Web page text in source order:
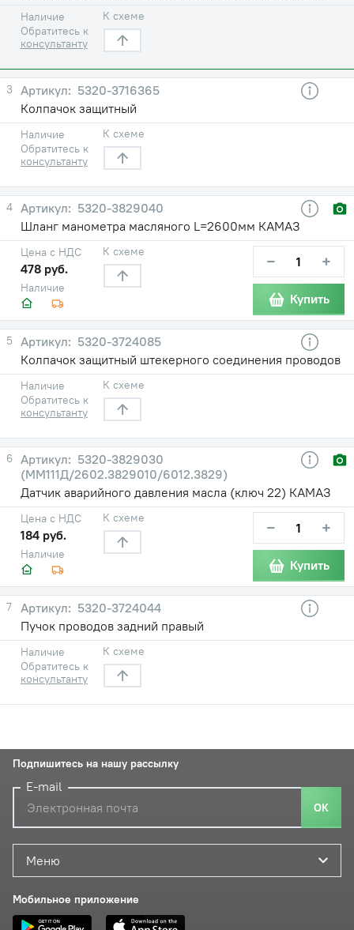
Наличие
Обратитесь к
консультанту
К схеме
3
5320-3716365
Колпачок защитный
Наличие
Обратитесь к
консультанту
К схеме
4
5320-3829040
Шланг манометра масляного L=2600мм КАМАЗ
Наличие
Цена с НДС
478 руб.
К схеме − +
Купить
5
5320-3724085
Колпачок защитный штекерного соединения проводов
Наличие
Обратитесь к
консультанту
К схеме
6
5320-3829030
(ММ111Д/2602.3829010/6012.3829)
Датчик аварийного давления масла (ключ 22) КАМАЗ
Наличие
Цена с НДС
184 руб.
К схеме − +
Купить
7
5320-3724044
Пучок проводов задний правый
Наличие
Обратитесь к
консультанту
К схеме
Меню
Мобильное приложение
Подпишитесь на нашу рассылку
E-mail
ОК